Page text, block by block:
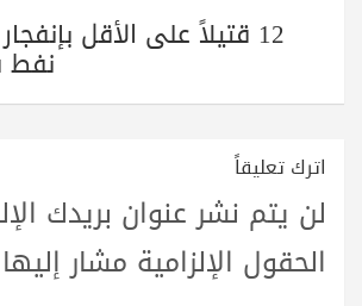
12 قتيلاً على الأقل
نفط
اترك تعليقاً
لن يتم نشر عنوان بريدك
الحقول الإلزامية مشار